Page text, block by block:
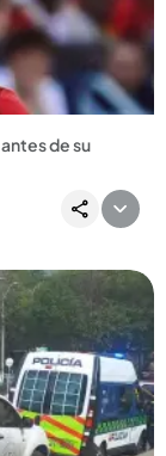
de su
los dorsales y